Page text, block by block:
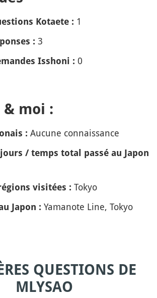
Kotaete : 1
: 3
Isshoni : 0
& moi :
: Aucune connaissance
/ temps total passé au Japon
visitées : Tokyo
Japon : Yamanote Line, Tokyo
QUESTIONS DE
MLYSAO